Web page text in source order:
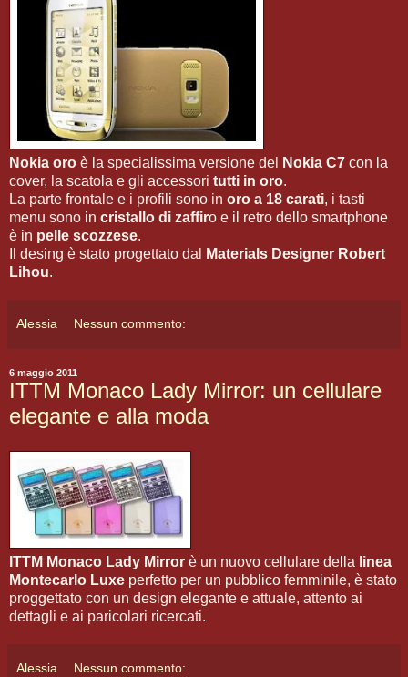
Nokia oro è la specialissima versione del Nokia C7 con la
cover, la scatola e gli accessori tutti in oro.
La parte frontale e i profili sono in oro a 18 carati, i tasti
menu sono in cristallo di zaffiro e il retro dello smartphone
è in pelle scozzese.
Il desing è stato progettato dal
Materials Designer Robert
Lihou.
Alessia Nessun commento:
6 maggio 2011
ITTM Monaco Lady Mirror: un cellulare
elegante e alla moda
ITTM Monaco Lady Mirror è un nuovo cellulare della linea
Montecarlo Luxe perfetto per un pubblico femminile, è stato
proggettato con un design elegante e attuale, attento ai
dettagli e ai paricolari ricercati.
Alessia Nessun commento: